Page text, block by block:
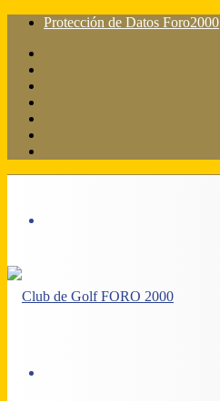
Protección de Datos Foro2000